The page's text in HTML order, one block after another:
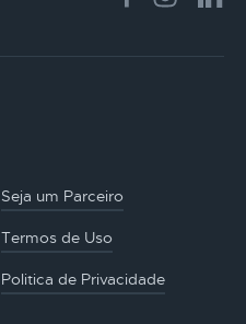
Seja um Parceiro
Termos de Uso
Politica de Privacidade